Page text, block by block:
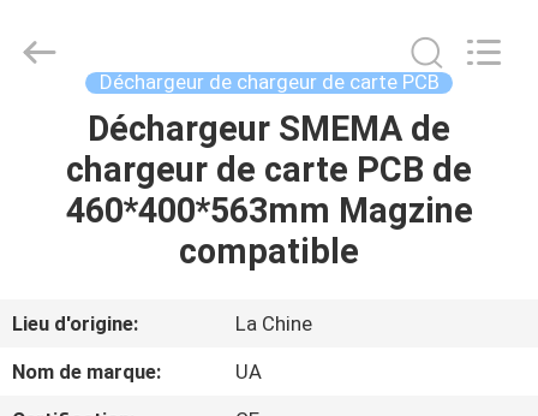
MAISON
PRODUITS
SUJET
DE
NOUS
2026
UNIQUE
AUTOMATION
Déchargeur de chargeur de carte PCB
Déchargeur SMEMA de
chargeur de carte PCB de
460*400*563mm Magzine
compatible
Lieu d'origine:
La Chine
Nom de marque:
UA